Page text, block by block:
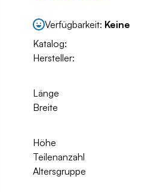
Verfügbarkeit: Keine
Katalog:
Hersteller:
Länge
Breite
Höhe
Teilenanzahl
Altersgruppe